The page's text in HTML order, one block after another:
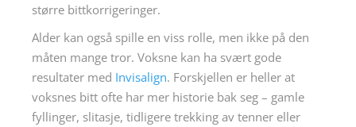
større bittkorrigeringer.
Alder kan også spille en viss rolle, men ikke på den
måten mange tror. Voksne kan ha svært gode
resultater med Invisalign. Forskjellen er heller at
voksnes bitt ofte har mer historie bak seg – gamle
fyllinger, slitasje, tidligere trekking av tenner eller